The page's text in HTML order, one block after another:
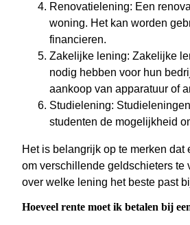
Renovatielening: Een
woning. Het kan worden
financieren.
Zakelijke lening: Zakelijke
nodig hebben voor hun
aankoop van apparatuur of
Studielening:
studenten de mogelijkheid
Het is belangrijk op te merken
om verschillende geldschieters
over welke lening het beste past
Hoeveel rente moet ik betalen bij